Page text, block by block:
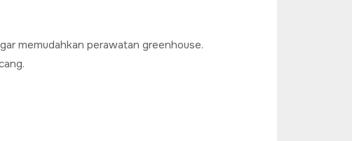
memudahkan perawatan greenhouse.